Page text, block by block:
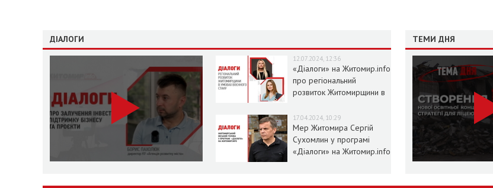
ДІАЛОГИ
12.07.2024, 12:36
«Діалоги» на Житомир.info
про регіональний
розвиток Житомирщини в
17.04.2024, 10:29
Мер Житомира Сергій
Сухомлин у програмі
«Діалоги» на Житомир.info
ТЕМИ ДНЯ